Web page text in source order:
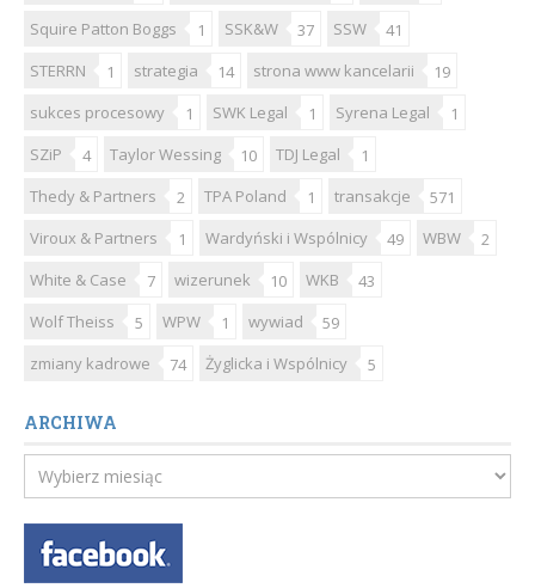
Squire Patton Boggs
1 SSK&W 37 SSW
41
STERRN
1 strategia 14 strona www kancelarii
19
sukces procesowy
1 SWK Legal 1 Syrena Legal
1
SZiP
4 Taylor Wessing 10 TDJ Legal
1
Thedy & Partners
2 TPA Poland 1 transakcje
571
Viroux & Partners
1 Wardyński i Wspólnicy 49 WBW
2
White & Case
7 wizerunek 10 WKB
43
Wolf Theiss
5 WPW 1 wywiad
59
zmiany kadrowe
74 Żyglicka i Wspólnicy 5
ARCHIWA
Archiwa